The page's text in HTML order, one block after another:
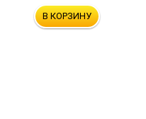
В КОРЗИНУ